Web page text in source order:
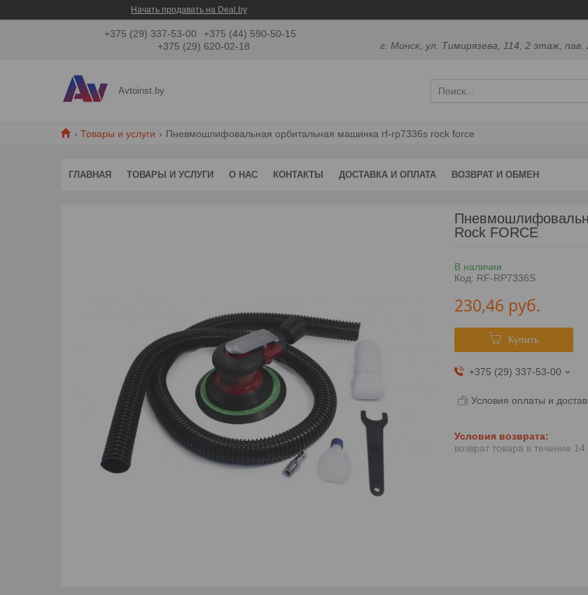
Начать продавать на Deal.by
+375 (29) 337-53-00
+375 (44) 590-50-15
+375 (29) 620-02-18
г. Минск, ул. Тимирязева, 114, 2 этаж, пав.
Avtoinst.by
Товары и услуги Пневмошлифовальная орбитальная машинка rf-rp7336s rock force
ГЛАВНАЯ ТОВАРЫ И УСЛУГИ О НАС КОНТАКТЫ ДОСТАВКА И ОПЛАТА ВОЗВРАТ И ОБМЕН
Rock FORCE
В наличии
Код: RF-RP7336S
230,46 руб.
Купить
+375 (29) 337-53-00
Условия оплаты и
возврат товара в течение